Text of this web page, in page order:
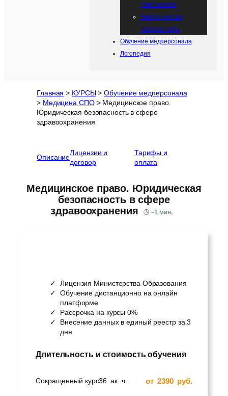
персоналом
Экологическая
безопасность
Обучение медперсонала
Логопедия
Главная > КУРСЫ>Обучение медперсонала
> Медицина СПО> Медицинское право.
Юридическая безопасность в сфере
здравоохранения
Описание
Лицензии и
договор
Тарифы и
оплата
Медицинское право. Юридическая
безопасность в сфере
здравоохранения
~1 мин.
Лицензия Министерства Образования
Обучение дистанционно на онлайн
платформе
Рассрочка на курсы 0%
Внесение данных в единый реестр за 3
дня
Длительность и стоимость обучения
Сокращенный курс36 ак. ч. от 2390 руб.